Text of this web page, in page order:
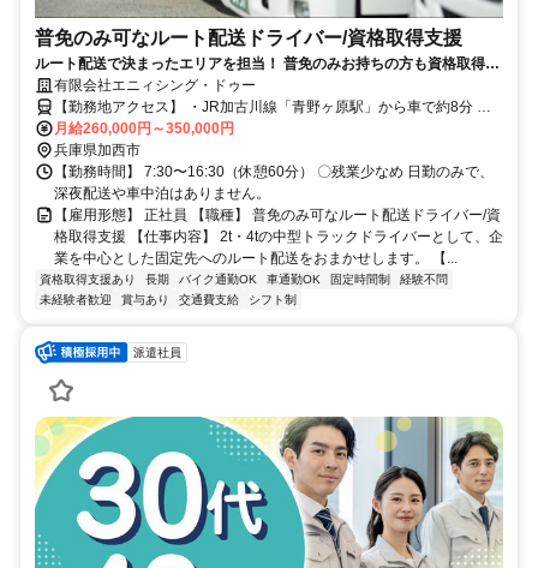
普免のみ可なルート配送ドライバー/資格取得支援
ルート配送で決まったエリアを担当！ 普免のみお持ちの方も資格取得支
援で【フォークリフトや中型限定解除】が取れる
有限会社エニィシング・ドゥー
【勤務地アクセス】 ・JR加古川線「青野ヶ原駅」から車で約8分 ・
JR加古川線「社町駅」から車で約7分 〇車通勤OK（無料駐車場あ
り） 〇バイク・自転車通勤OK
月給260,000円～350,000円
兵庫県加西市
【勤務時間】 7:30〜16:30（休憩60分） 〇残業少なめ 日勤のみで、
深夜配送や車中泊はありません。
【雇用形態】 正社員 【職種】 普免のみ可なルート配送ドライバー/資
格取得支援 【仕事内容】 2t・4tの中型トラックドライバーとして、企
業を中心とした固定先へのルート配送をおまかせします。 【...
資格取得支援あり 長期 バイク通勤OK 車通勤OK 固定時間制
経験不問
未経験者歓迎
賞与あり 交通費支給 シフト制
派遣社員